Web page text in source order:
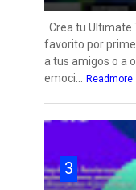
Crea tu Ultimate
favorito por
a tus amigos o a
emoci...
Readmore
3